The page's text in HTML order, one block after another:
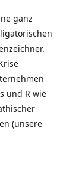
ganz
und R wie
(unsere